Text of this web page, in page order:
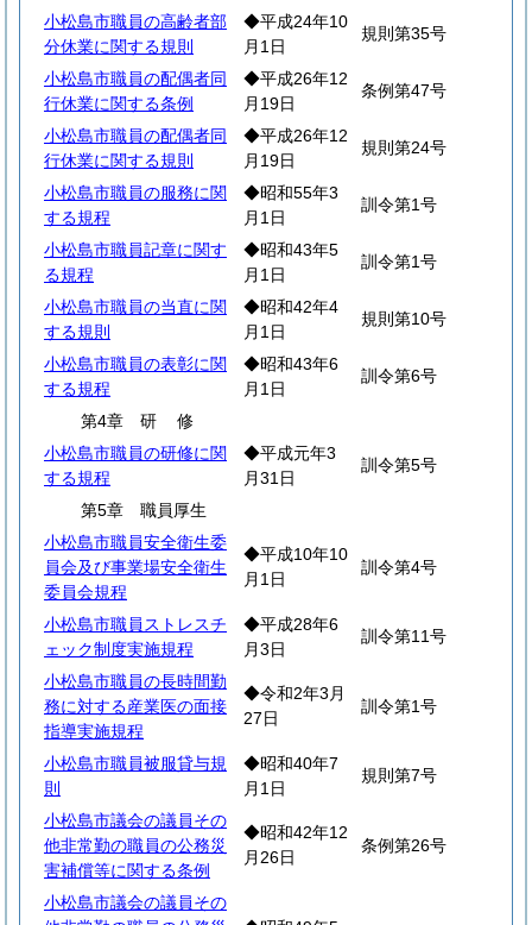
小松島市職員の高齢者部
分休業に関する規則
◆平成24年10
月1日
規則第35号
小松島市職員の配偶者同
行休業に関する条例
◆平成26年12
月19日
条例第47号
小松島市職員の配偶者同
行休業に関する規則
◆平成26年12
月19日
規則第24号
小松島市職員の服務に関
する規程
◆昭和55年3
月1日
訓令第1号
小松島市職員記章に関す
る規程
◆昭和43年5
月1日
訓令第1号
小松島市職員の当直に関
する規則
◆昭和42年4
月1日
規則第10号
小松島市職員の表彰に関
する規程
◆昭和43年6
月1日
訓令第6号
第4章 研修
小松島市職員の研修に関
する規程
◆平成元年3
月31日
訓令第5号
第5章 職員厚生
小松島市職員安全衛生委
員会及び事業場安全衛生
委員会規程
◆平成10年10
月1日
訓令第4号
小松島市職員ストレスチ
ェック制度実施規程
◆平成28年6
月3日
訓令第11号
小松島市職員の長時間勤
務に対する産業医の面接
指導実施規程
◆令和2年3月
27日
訓令第1号
小松島市職員被服貸与規
則
◆昭和40年7
月1日
規則第7号
小松島市議会の議員その
他非常勤の職員の公務災
害補償等に関する条例
◆昭和42年12
月26日
条例第26号
小松島市議会の議員その